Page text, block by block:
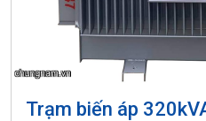
Trạm biến áp